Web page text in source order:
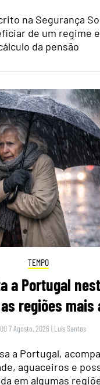
na Segurança
de um regime
da pensão
TEMPO
a Portugal
regiões mais
7 Agosto, 2026 | Luís Santos
a Portugal,
aguaceiros e
em algumas